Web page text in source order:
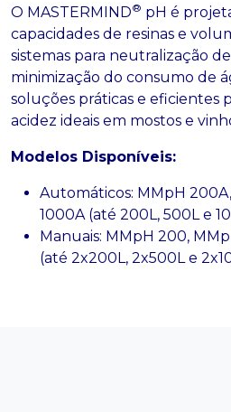
O MASTERMIND® pH é
capacidades de resinas e
sistemas para neutralização
minimização do consumo de
soluções práticas e eficientes
acidez ideais em mostos e
Modelos Disponíveis:
Automáticos: MMpH
1000A (até 200L, 500L e
Manuais: MMpH 200,
(até 2x200L, 2x500L e